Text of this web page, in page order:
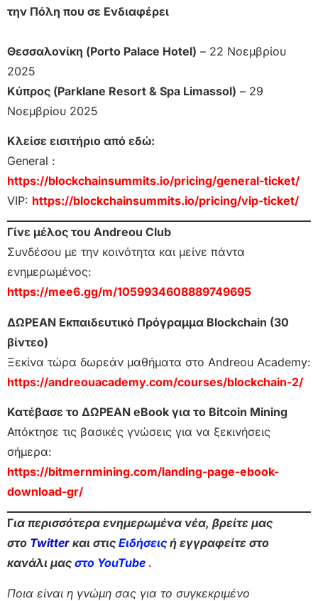
την Πόλη που σε Ενδιαφέρει
Θεσσαλονίκη (Porto Palace Hotel) – 22 Νοεμβρίου
2025
Κύπρος (Parklane Resort & Spa Limassol) – 29
Νοεμβρίου 2025
Κλείσε εισιτήριο από εδώ:
General :
https://blockchainsummits.io/pricing/general-ticket/
VIP: https://blockchainsummits.io/pricing/vip-ticket/
Γίνε μέλος του Andreou Club
Συνδέσου με την κοινότητα και μείνε πάντα
ενημερωμένος:
https://mee6.gg/m/1059934608889749695
ΔΩΡΕΑΝ Εκπαιδευτικό Πρόγραμμα Blockchain (30
βίντεο)
Ξεκίνα τώρα δωρεάν μαθήματα στο Andreou Academy:
https://andreouacademy.com/courses/blockchain-2/
Κατέβασε το ΔΩΡΕΑΝ eBook για το Bitcoin Mining
Απόκτησε τις βασικές γνώσεις για να ξεκινήσεις
σήμερα:
https://bitmernmining.com/landing-page-ebook-
download-gr/
Για περισσότερα ενημερωμένα νέα, βρείτε μας
στο Twitter και στις Ειδήσεις ή εγγραφείτε στο
κανάλι μας στο YouTube .
Ποια είναι η γνώμη σας για το συγκεκριμένο